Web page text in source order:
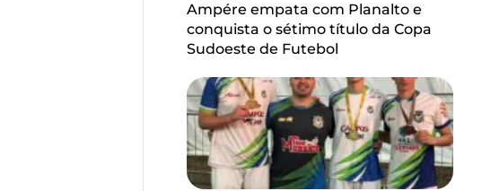
Ampére empata com Planalto e
conquista o sétimo título da Copa
Sudoeste de Futebol